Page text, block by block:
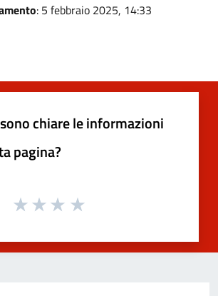
: 5 febbraio 2025, 14:33
chiare le informazioni
pagina?